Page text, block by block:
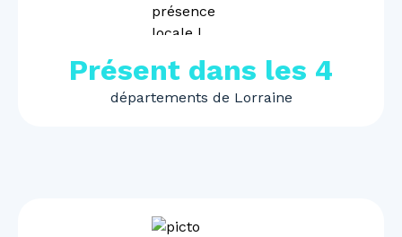
Présent dans les 4
départements de Lorraine